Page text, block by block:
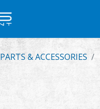
PARTS & ACCESSORIES